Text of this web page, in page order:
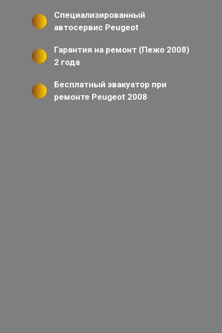
Специализированный
автосервис Peugeot
Гарантия на ремонт (Пежо 2008)
2 года
Бесплатный эвакуатор при
ремонте Peugeot 2008